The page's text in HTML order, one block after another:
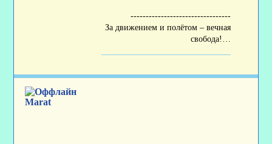
---------------------------------
За движением и полётом – вечная
свобода!…
Marat